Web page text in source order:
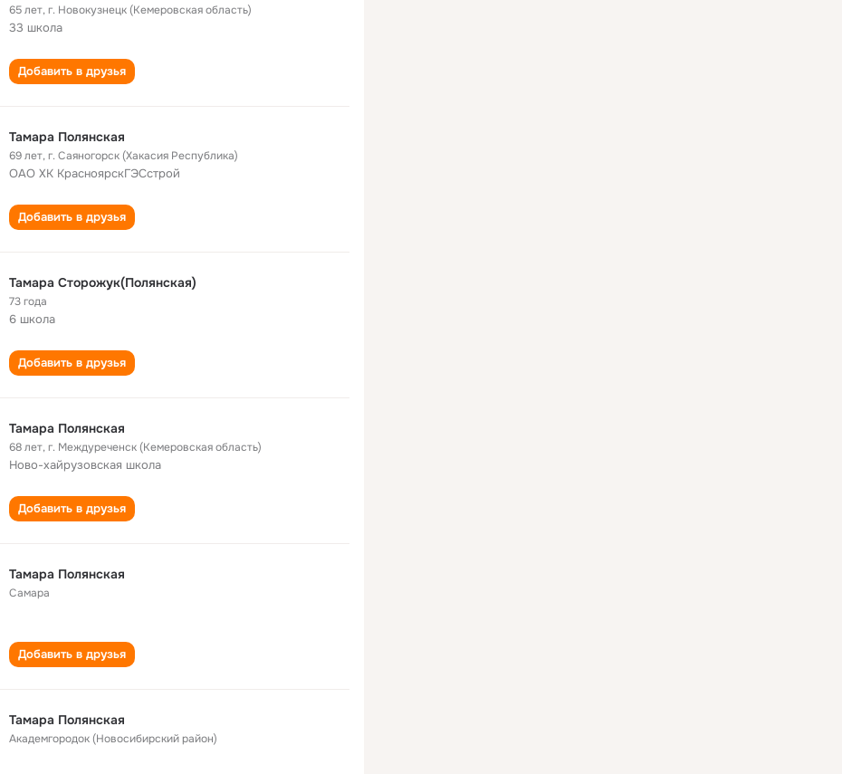
65 лет,г. Новокузнецк (Кемеровская область)
33 школа
Добавить в друзья
Тамара Полянская
69 лет,г. Саяногорск (Хакасия Республика)
ОАО ХК КрасноярскГЭСстрой
Добавить в друзья
Тамара Сторожук(Полянская)
73 года
6 школа
Добавить в друзья
Тамара Полянская
68 лет,г. Междуреченск (Кемеровская область)
Ново-хайрузовская школа
Добавить в друзья
Тамара Полянская
Самара
Добавить в друзья
Тамара Полянская
Академгородок (Новосибирский район)